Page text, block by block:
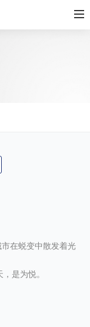
在蜕变中散发着光
是为悦。